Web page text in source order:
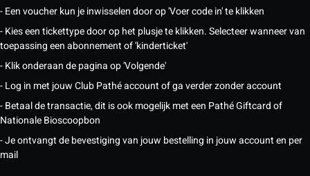
- Een voucher kun je inwisselen door op 'Voer code in' te klikken
- Kies een tickettype door op het plusje te klikken. Selecteer wanneer van
toepassing een abonnement of 'kinderticket'
- Klik onderaan de pagina op 'Volgende'
- Log in met jouw Club Pathé account of ga verder zonder account
- Betaal de transactie, dit is ook mogelijk met een Pathé Giftcard of
Nationale Bioscoopbon
- Je ontvangt de bevestiging van jouw bestelling in jouw account en per
mail